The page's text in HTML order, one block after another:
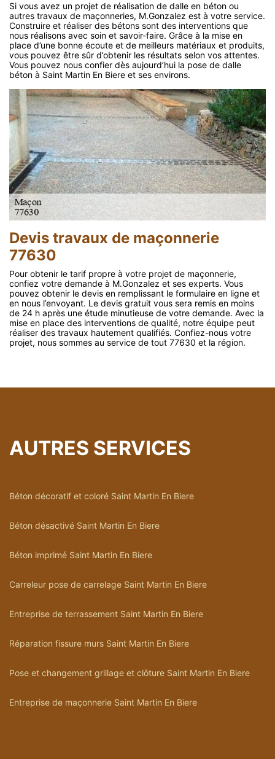
Si vous avez un projet de réalisation de dalle en béton ou
autres travaux de maçonneries, M.Gonzalez est à votre service.
Construire et réaliser des bétons sont des interventions que
nous réalisons avec soin et savoir-faire. Grâce à la mise en
place d’une bonne écoute et de meilleurs matériaux et produits,
vous pouvez être sûr d’obtenir les résultats selon vos attentes.
Vous pouvez nous confier dès aujourd’hui la pose de dalle
béton à Saint Martin En Biere et ses environs.
Devis travaux de maçonnerie
77630
Pour obtenir le tarif propre à votre projet de maçonnerie,
confiez votre demande à M.Gonzalez et ses experts. Vous
pouvez obtenir le devis en remplissant le formulaire en ligne et
en nous l’envoyant. Le devis gratuit vous sera remis en moins
de 24 h après une étude minutieuse de votre demande. Avec la
mise en place des interventions de qualité, notre équipe peut
réaliser des travaux hautement qualifiés. Confiez-nous votre
projet, nous sommes au service de tout 77630 et la région.
AUTRES SERVICES
Béton décoratif et coloré Saint Martin En Biere
Béton désactivé Saint Martin En Biere
Béton imprimé Saint Martin En Biere
Carreleur pose de carrelage Saint Martin En Biere
Entreprise de terrassement Saint Martin En Biere
Réparation fissure murs Saint Martin En Biere
Pose et changement grillage et clôture Saint Martin En Biere
Entreprise de maçonnerie Saint Martin En Biere